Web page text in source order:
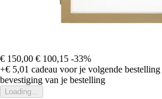
€ 150,00 € 100,15 -33%
+€ 5,01 cadeau voor je volgende bestelling
bevestiging van je bestelling
Loading...